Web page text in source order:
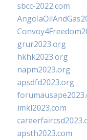
sbcc-2022.com
grur2023.org
hkhk2023.org
napm2023.org
apsdfd2023.org
imkl2023.com
apsth2023.com